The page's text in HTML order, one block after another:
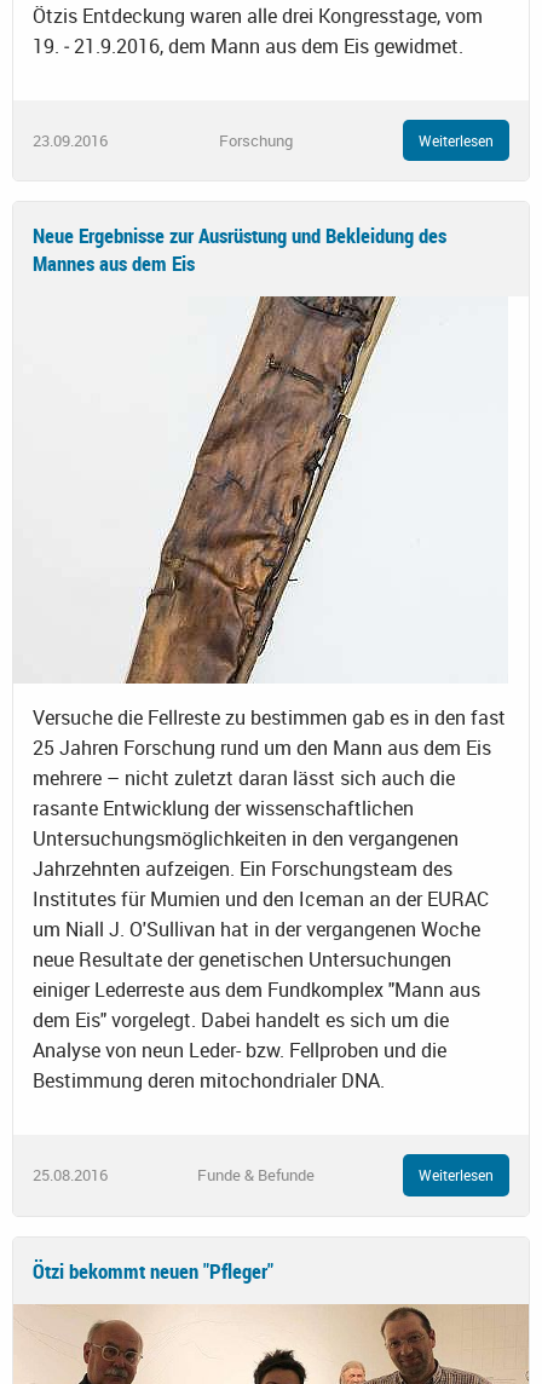
Ötzis Entdeckung waren alle drei Kongresstage, vom
19. ‐ 21.9.2016, dem Mann aus dem Eis gewidmet.
23.09.2016 Forschung Weiterlesen
Neue Ergebnisse zur Ausrüstung und Bekleidung des
Mannes aus dem Eis
Versuche die Fellreste zu bestimmen gab es in den fast
25 Jahren Forschung rund um den Mann aus dem Eis
mehrere – nicht zuletzt daran lässt sich auch die
rasante Entwicklung der wissenschaftlichen
Untersuchungsmöglichkeiten in den vergangenen
Jahrzehnten aufzeigen. Ein Forschungsteam des
Institutes für Mumien und den Iceman an der EURAC
um Niall J. O'Sullivan hat in der vergangenen Woche
neue Resultate der genetischen Untersuchungen
einiger Lederreste aus dem Fundkomplex "Mann aus
dem Eis" vorgelegt. Dabei handelt es sich um die
Analyse von neun Leder- bzw. Fellproben und die
Bestimmung deren mitochondrialer DNA.
25.08.2016 Funde & Befunde Weiterlesen
Ötzi bekommt neuen "Pfleger"